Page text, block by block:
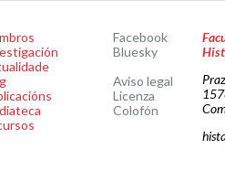
Facebook
Bluesky
Aviso legal
Licenza
Colofón